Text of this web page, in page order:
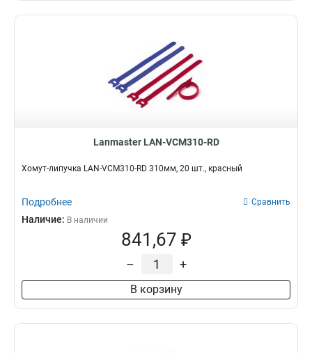
Lanmaster LAN-VCM310-RD
Хомут-липучка LAN-VCM310-RD 310мм, 20 шт., красный
Подробнее Сравнить
Наличие: В наличии
841,67 ₽
– +
В корзину